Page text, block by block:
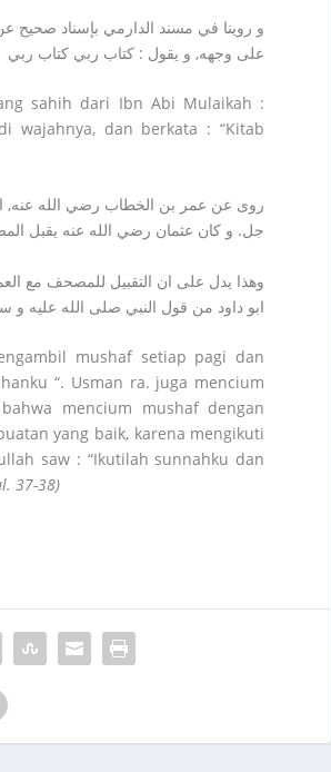
و روينا في مسند الدارمي بإسناد
على وجهه, و يقول : كتاب ربي كتاب ربي
sahih dari Ibn Abi Mulaikah :
wajahnya, dan berkata : “Kitab
روى عن عمر بن الخطاب رضي الله عنه,
جل. و كان عثمان رضي الله عنه يقبل
وهذا يدل على ان التقبيل للمصحف مع
ابو داود من قول النبي صلى الله عليه
mushaf setiap pagi dan
“. Usman ra. juga mencium
mencium mushaf dengan
yang baik, karena mengikuti
saw : “Ikutilah sunnahku dan
37-38)